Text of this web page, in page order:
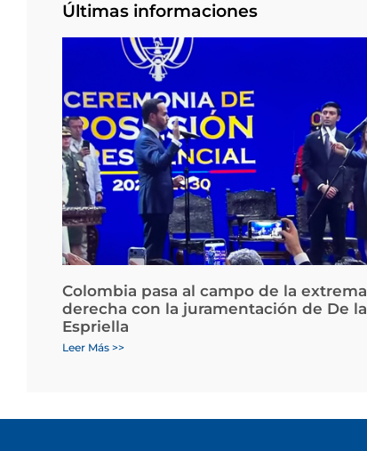
Últimas informaciones
Colombia pasa al campo de la extrema
derecha con la juramentación de De la
Espriella
Leer Más >>